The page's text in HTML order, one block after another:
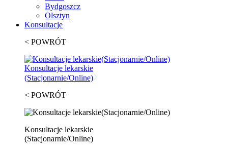
Bydgoszcz
Olsztyn
Konsultacje
< POWRÓT
Konsultacje lekarskie
(Stacjonarnie/Online)
< POWRÓT
Konsultacje lekarskie
(Stacjonarnie/Online)